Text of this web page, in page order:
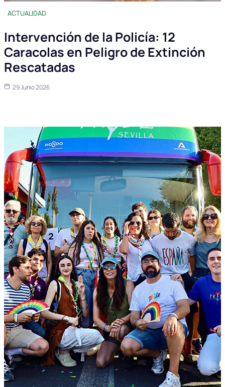
ACTUALIDAD
Intervención de la Policía: 12
Caracolas en Peligro de Extinción
Rescatadas
29 Junio 2026